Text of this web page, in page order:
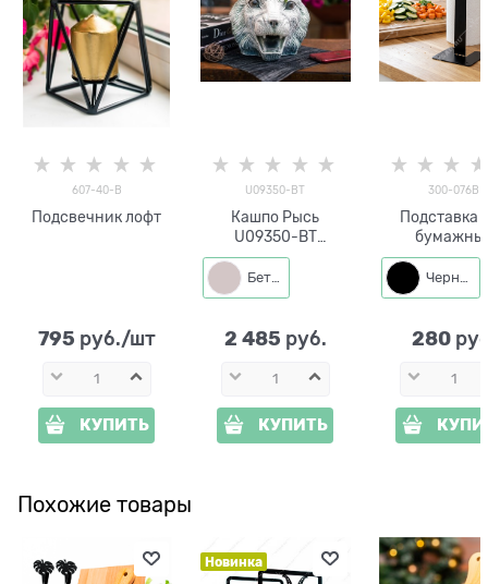
607-40-B
Подсвечник лофт
795 руб./шт
КУПИТЬ
U09350-BT
Кашпо Рысь
U09350-BT
полистоун цв.под
бетон
Бетон
2 485 руб.
КУПИТЬ
300-076B
Подставка
Классика
металл
Черный
280
Похожие товары
Новинка